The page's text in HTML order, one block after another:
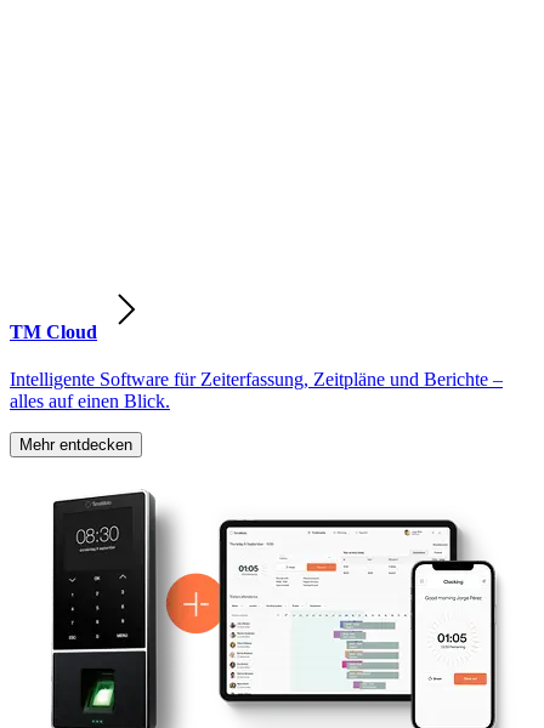
TM Cloud
Intelligente Software für Zeiterfassung, Zeitpläne und Berichte –
alles auf einen Blick.
Mehr entdecken